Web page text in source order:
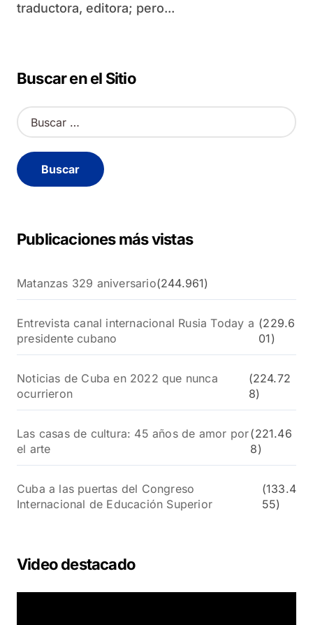
traductora, editora; pero...
Buscar en el Sitio
B
u
c
a
Publicaciones más vistas
Matanzas 329 aniversario(244.961)
Entrevista canal internacional Rusia Today a
presidente cubano
(229.6
01)
Noticias de Cuba en 2022 que nunca
ocurrieron
(224.72
8)
Las casas de cultura: 45 años de amor por
el arte
(221.46
8)
Cuba a las puertas del Congreso
Internacional de Educación Superior
(133.4
55)
Video destacado